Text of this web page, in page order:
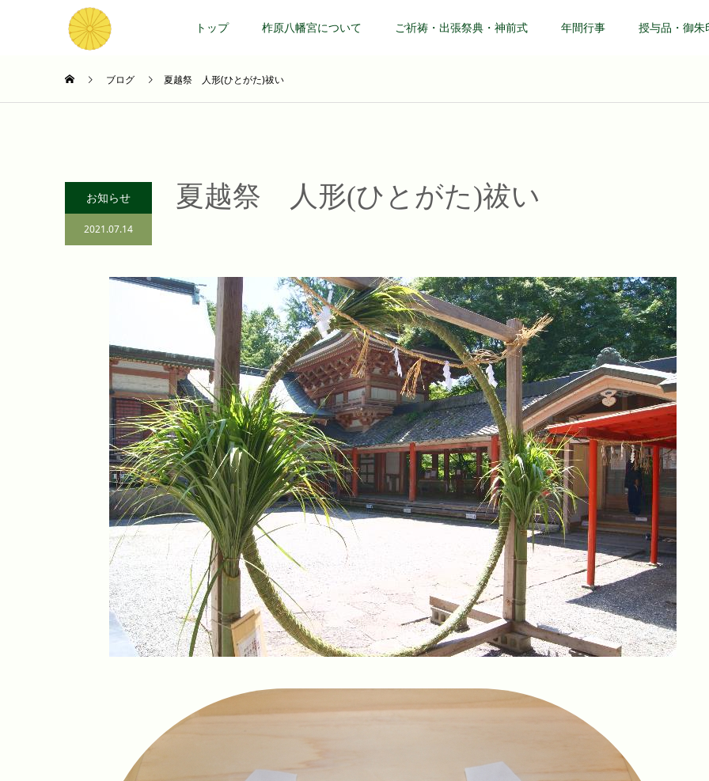
トップ 柞原八幡宮について ご祈祷・出張祭典・神前式 年間行事 授与品・御朱
ブログ 夏越祭 人形(ひとがた)祓い
お知らせ
2021.07.14
夏越祭 人形(ひとがた)祓い